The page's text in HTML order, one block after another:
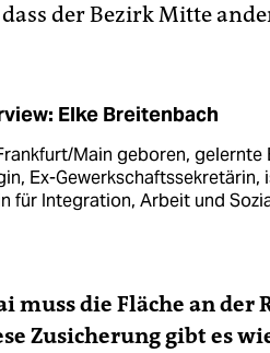
der Bezirk Mitte
Elke Breitenbach
Main geboren, gelernte
Ex-Gewerkschaftssekretärin,
für Integration, Arbeit und
muss die Fläche an
Zusicherung gibt es